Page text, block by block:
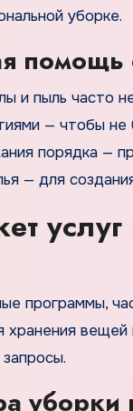
уборке.
помощь
и пыль часто
— чтобы не
порядка —
— для
программы,
уборки